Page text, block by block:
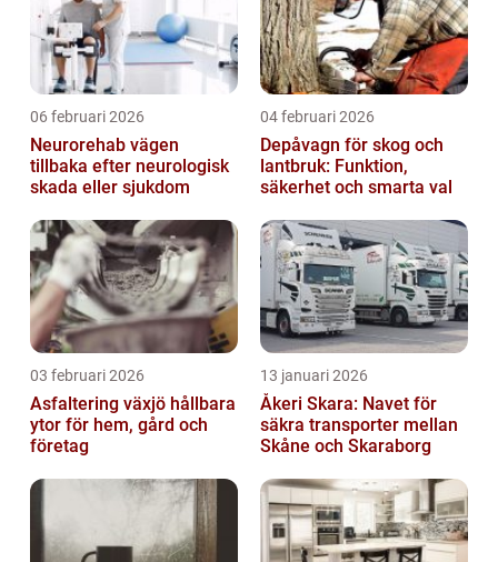
06 februari 2026
Neurorehab vägen
tillbaka efter neurologisk
skada eller sjukdom
04 februari 2026
Depåvagn för skog och
lantbruk: Funktion,
säkerhet och smarta val
03 februari 2026
Asfaltering växjö hållbara
ytor för hem, gård och
företag
13 januari 2026
Åkeri Skara: Navet för
säkra transporter mellan
Skåne och Skaraborg